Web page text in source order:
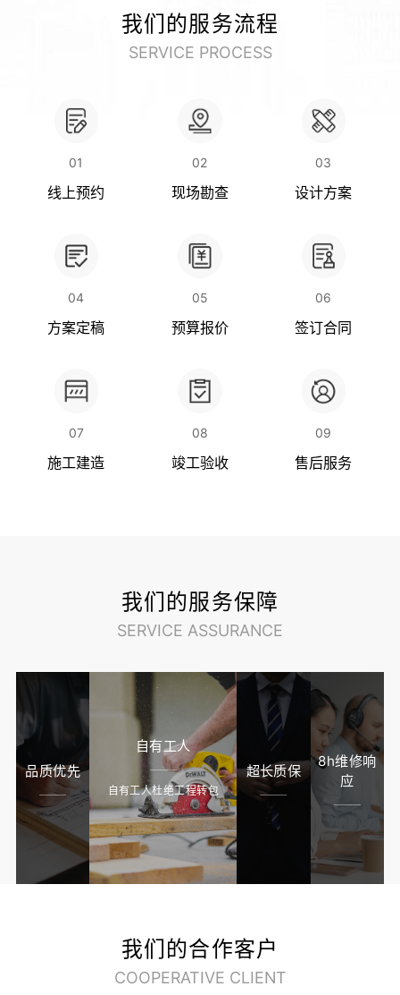
立即与天太客服通话
1158
我们的服务流程
SERVICE PROCESS
01
线上预约
02
现场勘查
03
设计方案
04
方案定稿
05
预算报价
06
签订合同
07
施工建造
08
竣工验收
09
售后服务
我们的服务保障
SERVICE ASSURANCE
品质优先
自有工人
自有工人杜绝工程转包
超长质保
8h维修响
应
我们的合作客户
COOPERATIVE CLIENT